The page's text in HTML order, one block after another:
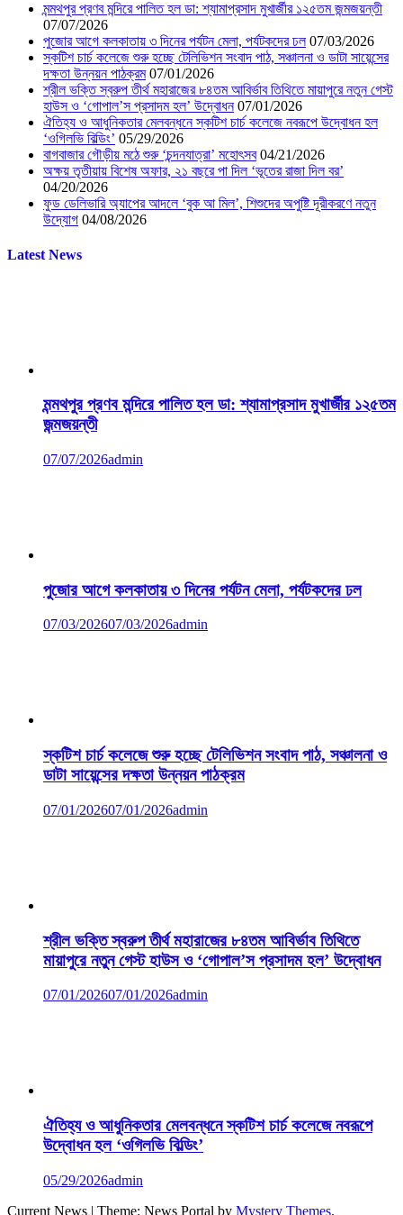
মন্মথপুর প্রণব মন্দিরে পালিত হল ডা: শ্যামাপ্রসাদ মুখার্জীর ১২৫তম জন্মজয়ন্তী
07/07/2026
পুজোর আগে কলকাতায় ৩ দিনের পর্যটন মেলা, পর্যটকদের ঢল 07/03/2026
স্কটিশ চার্চ কলেজে শুরু হচ্ছে টেলিভিশন সংবাদ পাঠ, সঞ্চালনা ও ডাটা সায়েন্সের
দক্ষতা উন্নয়ন পাঠক্রম 07/01/2026
শ্রীল ভক্তি স্বরুপ তীর্থ মহারাজের ৮৪তম আবির্ভাব তিথিতে মায়াপুরে নতুন গেস্ট
হাউস ও ‘গোপাল’স প্রসাদম হল’ উদ্বোধন 07/01/2026
ঐতিহ্য ও আধুনিকতার মেলবন্ধনে স্কটিশ চার্চ কলেজে নবরূপে উদ্বোধন হল
‘ওগিলভি বিল্ডিং’ 05/29/2026
বাগবাজার গৌড়ীয় মঠে শুরু ‘চন্দনযাত্রা’ মহোৎসব 04/21/2026
অক্ষয় তৃতীয়ায় বিশেষ অফার, ২১ বছরে পা দিল ‘ভূতের রাজা দিল বর’
04/20/2026
ফুড ডেলিভারি অ্যাপের আদলে ‘বুক আ মিল’, শিশুদের অপুষ্টি দূরীকরণে নতুন
উদ্যোগ 04/08/2026
Latest News
মন্মথপুর প্রণব মন্দিরে পালিত হল ডা: শ্যামাপ্রসাদ মুখার্জীর ১২৫তম
জন্মজয়ন্তী
07/07/2026admin
পুজোর আগে কলকাতায় ৩ দিনের পর্যটন মেলা, পর্যটকদের ঢল
07/03/202607/03/2026admin
স্কটিশ চার্চ কলেজে শুরু হচ্ছে টেলিভিশন সংবাদ পাঠ, সঞ্চালনা ও
ডাটা সায়েন্সের দক্ষতা উন্নয়ন পাঠক্রম
07/01/202607/01/2026admin
শ্রীল ভক্তি স্বরুপ তীর্থ মহারাজের ৮৪তম আবির্ভাব তিথিতে
মায়াপুরে নতুন গেস্ট হাউস ও ‘গোপাল’স প্রসাদম হল’ উদ্বোধন
07/01/202607/01/2026admin
ঐতিহ্য ও আধুনিকতার মেলবন্ধনে স্কটিশ চার্চ কলেজে নবরূপে
উদ্বোধন হল ‘ওগিলভি বিল্ডিং’
05/29/2026admin
Current News | Theme: News Portal by Mystery Themes.